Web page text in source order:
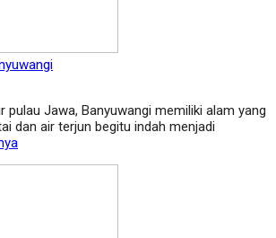
pulau Jawa, Banyuwangi memiliki alam yang
dan air terjun begitu indah menjadi